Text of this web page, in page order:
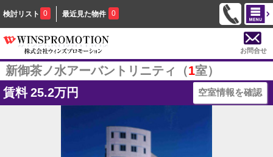
検討リスト 0 最近見た物件 0
お問合せ
新御茶ノ水アーバントリニティ（1室）
賃料 25.2万円 空室情報を確認